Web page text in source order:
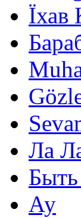
Їхав
Ла
Ау